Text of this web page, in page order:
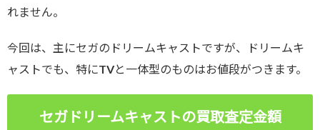
れません。
今回は、主にセガのドリームキャストですが、ドリームキ
ャストでも、特にTVと一体型のものはお値段がつきます。
セガドリームキャストの買取査定金額